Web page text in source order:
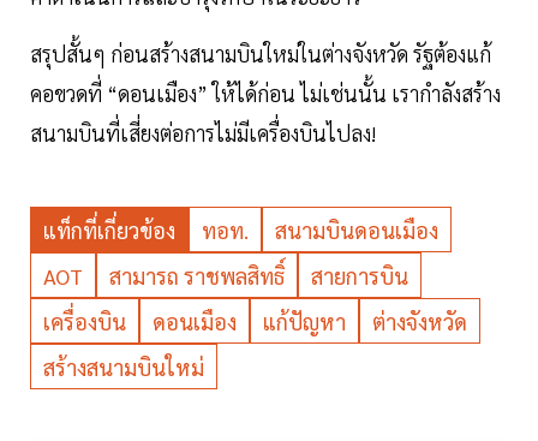
สรุปสั้นๆ ก่อนสร้างสนามบินใหม่ในต่างจังหวัด รัฐต้องแก้
คอขวดที่ “ดอนเมือง” ให้ได้ก่อน ไม่เช่นนั้น เรากำลังสร้าง
สนามบินที่เสี่ยงต่อการไม่มีเครื่องบินไปลง!
แท็กที่เกี่ยวข้อง ทอท.
สนามบินดอนเมือง
AOT
สามารถ ราชพลสิทธิ์
สายการบิน
เครื่องบิน
ดอนเมือง แก้ปัญหา
ต่างจังหวัด
สร้างสนามบินใหม่